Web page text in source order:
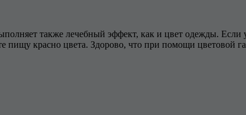
также лечебный эффект, как и цвет одежды.
пищу красно цвета. Здорово, что при помощи цветовой